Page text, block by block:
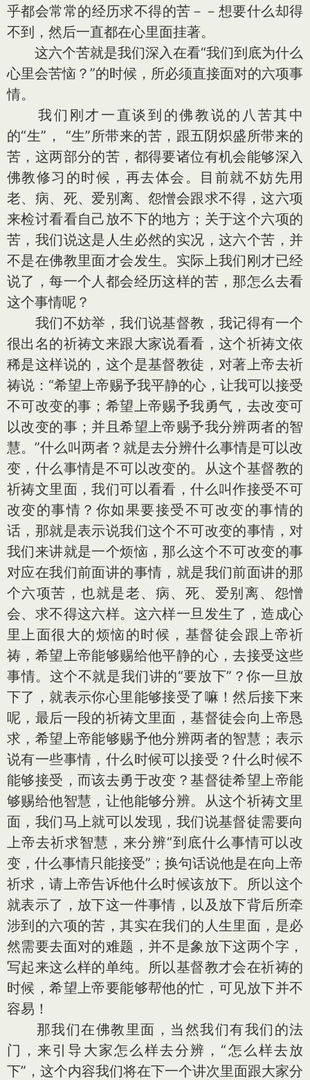
乎都会常常的经历求不得的苦－－想要什么却得
不到，然后一直都在心里面挂著。
这六个苦就是我们深入在看“我们到底为什么
心里会苦恼？”的时候，所必须直接面对的六项事
情。
我们刚才一直谈到的佛教说的八苦其中
的“生”， “生”所带来的苦，跟五阴炽盛所带来的
苦，这两部分的苦，都得要诸位有机会能够深入
佛教修习的时候，再去体会。目前就不妨先用
老、病、死、爱别离、怨憎会跟求不得，这六项
来检讨看看自己放不下的地方；关于这个六项的
苦，我们说这是人生必然的实况，这六个苦，并
不是在佛教里面才会发生。实际上我们刚才已经
说了，每一个人都会经历这样的苦，那怎么去看
这个事情呢？
我们不妨举，我们说基督教，我记得有一个
很出名的祈祷文来跟大家说看看，这个祈祷文依
稀是这样说的，这个是基督教徒，对著上帝去祈
祷说：“希望上帝赐予我平静的心，让我可以接受
不可改变的事；希望上帝赐予我勇气，去改变可
以改变的事；并且希望上帝赐予我分辨两者的智
慧。”什么叫两者？就是去分辨什么事情是可以改
变，什么事情是不可以改变的。从这个基督教的
祈祷文里面，我们可以看看，什么叫作接受不可
改变的事情？你如果要接受不可改变的事情的
话，那就是表示说我们这个不可改变的事情，对
我们来讲就是一个烦恼，那么这个不可改变的事
对应在我们前面讲的事情，就是我们前面讲的那
个六项苦，也就是老、病、死、爱别离、怨憎
会、求不得这六样。这六样一旦发生了，造成心
里上面很大的烦恼的时候，基督徒会跟上帝祈
祷，希望上帝能够赐给他平静的心，去接受这些
事情。这个不就是我们讲的“要放下”？你一旦放
下了，就表示你心里能够接受了嘛！然后接下来
呢，最后一段的祈祷文里面，基督徒会向上帝恳
求，希望上帝能够赐予他分辨两者的智慧；表示
说有一些事情，什么时候可以接受？什么时候不
能够接受，而该去勇于改变？基督徒希望上帝能
够赐给他智慧，让他能够分辨。从这个祈祷文里
面，我们马上就可以发现，我们说基督徒需要向
上帝去祈求智慧，来分辨“到底什么事情可以改
变，什么事情只能接受”；换句话说他是在向上帝
祈求，请上帝告诉他什么时候该放下。所以这个
就表示了，放下这一件事情，以及放下背后所牵
涉到的六项的苦，其实在我们的人生里面，是必
然需要去面对的难题，并不是象放下这两个字，
写起来这么样的单纯。所以基督教才会在祈祷的
时候，希望上帝要能够帮他的忙，可见放下并不
容易！
那我们在佛教里面，当然我们有我们的法
门，来引导大家怎么样去分辨，“怎么样去放
下”，这个内容我们将在下一个讲次里面跟大家分